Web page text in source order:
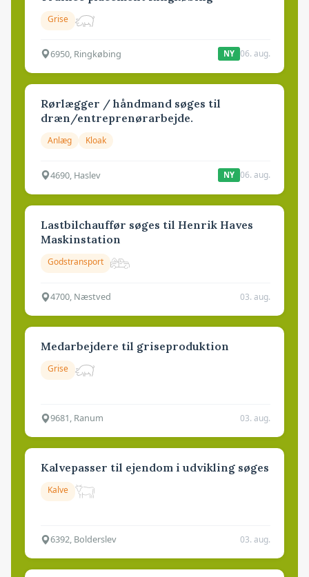
Grise
6950, Ringkøbing NY 06. aug.
Rørlægger / håndmand søges til
dræn/entreprenørarbejde.
Anlæg Kloak
4690, Haslev NY 06. aug.
Lastbilchauffør søges til Henrik Haves
Maskinstation
Godstransport
4700, Næstved 03. aug.
Medarbejdere til griseproduktion
Grise
9681, Ranum 03. aug.
Kalvepasser til ejendom i udvikling søges
Kalve
6392, Bolderslev 03. aug.